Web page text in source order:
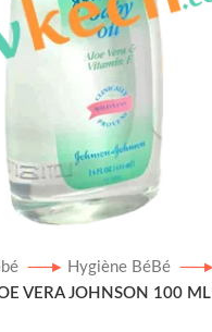
Hygiène BéBé
VERA JOHNSON 100 ML